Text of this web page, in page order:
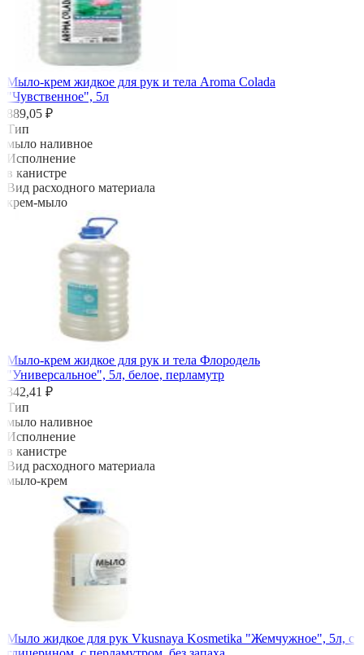
Мыло-крем жидкое для рук и тела Aroma Colada
"Чувственное", 5л
889,05 ₽
Тип
мыло наливное
Исполнение
в канистре
Вид расходного материала
крем-мыло
Мыло-крем жидкое для рук и тела Флородель
"Универсальное", 5л, белое, перламутр
342,41 ₽
Тип
мыло наливное
Исполнение
в канистре
Вид расходного материала
мыло-крем
Мыло жидкое для рук Vkusnaya Kosmetika "Жемчужное", 5л, с